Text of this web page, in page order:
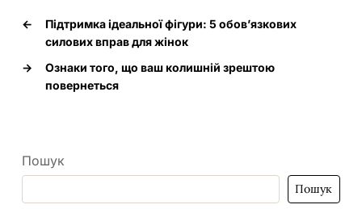
←
Підтримка ідеальної фігури: 5 обов’язкових
силових вправ для жінок
→
Ознаки того, що ваш колишній зрештою
повернеться
Пошук
Пошук